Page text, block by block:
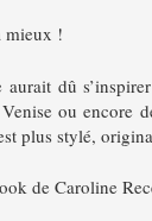
mieux !
dû
ou encore
plus stylé,
de Caroline